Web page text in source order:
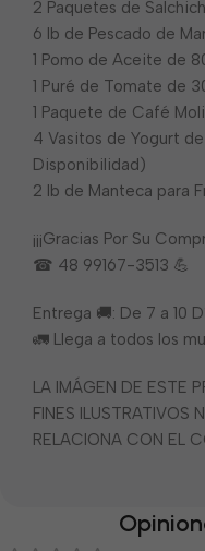
2 Paquetes de
6 lb de Pescado de
1 Pomo de Aceite de
1 Puré de Tomate de
1 Paquete de Café
4 Vasitos de Yogurt
Disponibilidad)
2 lb de Manteca para
¡¡¡Gracias Por Su
☎ 48 99167-3513 💪
Entrega 🚚: De 7 a 10
🚛 Llega a todos los
LA IMÁGEN DE ESTE
FINES ILUSTRATIVOS
RELACIONA CON EL